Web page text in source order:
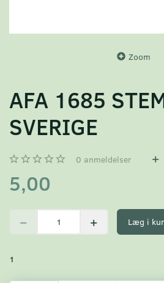
Zoom
AFA 1685
SVERIGE
0 anmeldelser
5,00
Læg i
1